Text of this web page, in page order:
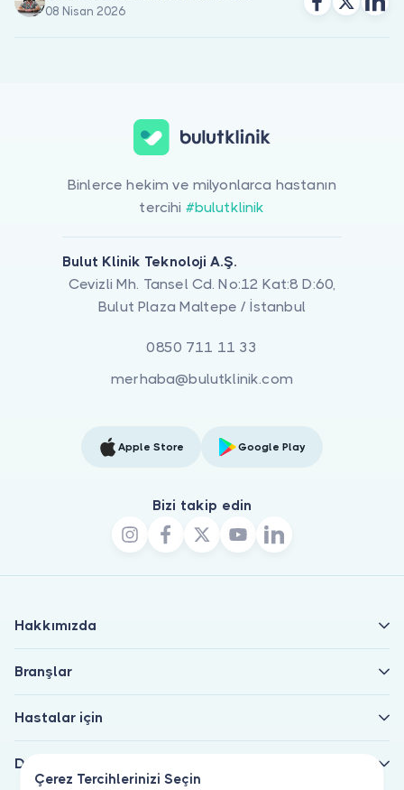
08 Nisan 2026
Çerez Tercihlerinizi Seçin
Binlerce hekim ve milyonlarca hastanın
tercihi #bulutklinik
Bulut Klinik Teknoloji A.Ş.
Cevizli Mh. Tansel Cd. No:12 Kat:8 D:60,
Bulut Plaza Maltepe / İstanbul
0850 711 11 33
merhaba@bulutklinik.com
Apple Store Google Play
Bizi takip edin
Hakkımızda
Branşlar
Hastalar için
Doktorlar için